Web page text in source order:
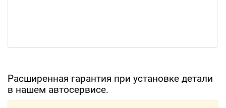
Расширенная гарантия при установке детали
в нашем автосервисе.